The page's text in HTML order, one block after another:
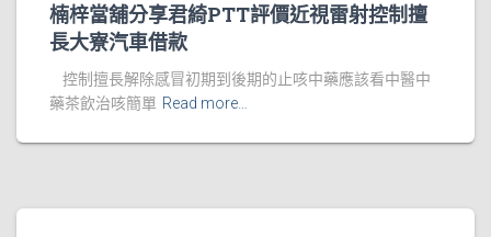
楠梓當舖分享君綺PTT評價近視雷射控制擅
長大寮汽車借款
控制擅長解除感冒初期到後期的止咳中藥應該看中醫中
藥茶飲治咳簡單 Read more…